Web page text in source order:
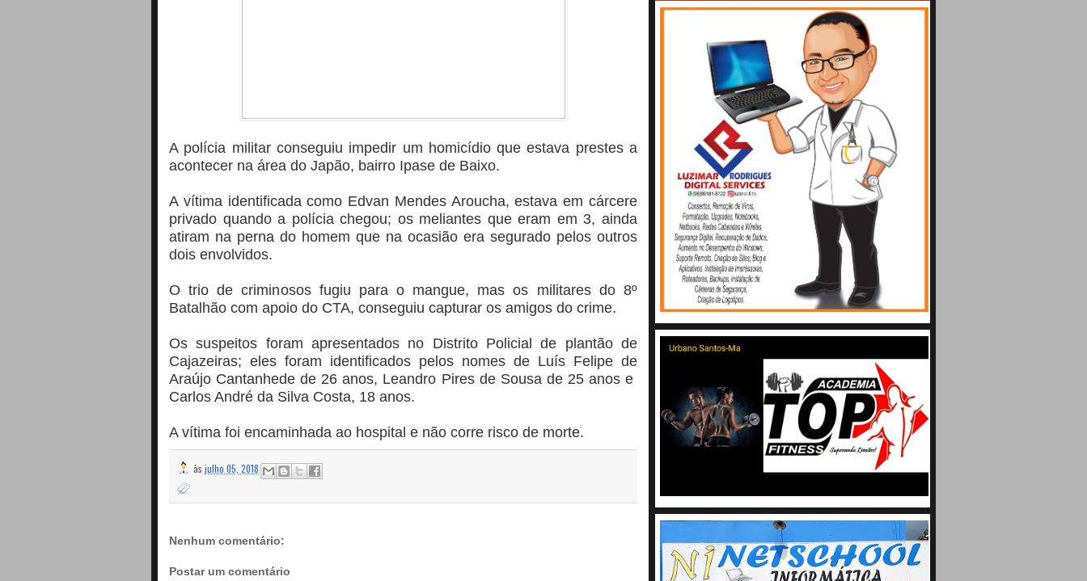
A polícia militar conseguiu impedir um homicídio que estava prestes a
acontecer na área do Japão, bairro Ipase de Baixo.
A vítima identificada como Edvan Mendes Aroucha, estava em cárcere
privado quando a polícia chegou; os meliantes que eram em 3, ainda
atiram na perna do homem que na ocasião era segurado pelos outros
dois envolvidos.
O trio de criminosos fugiu para o mangue, mas os militares do 8º
Batalhão com apoio do CTA, conseguiu capturar os amigos do crime.
Os suspeitos foram apresentados no Distrito Policial de plantão de
Cajazeiras; eles foram identificados pelos nomes de Luís Felipe de
Araújo Cantanhede de 26 anos, Leandro Pires de Sousa de 25 anos e
Carlos André da Silva Costa, 18 anos.
A vítima foi encaminhada ao hospital e não corre risco de morte.
às julho 05, 2018
Nenhum comentário:
Postar um comentário